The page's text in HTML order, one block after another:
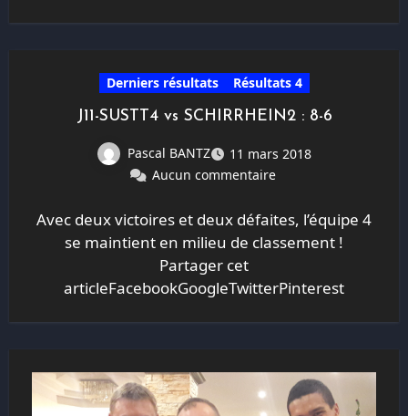
Derniers résultats Résultats 4
J11-SUSTT4 vs SCHIRRHEIN2 : 8-6
Pascal BANTZ
11 mars 2018
Aucun commentaire
Avec deux victoires et deux défaites, l’équipe 4
se maintient en milieu de classement !
Partager cet
articleFacebookGoogleTwitterPinterest